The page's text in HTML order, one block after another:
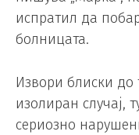
испратил да
болницата.
Извори блиски до
изолиран случај,
сериозно